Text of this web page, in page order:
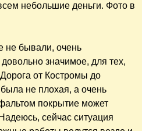
небольшие деньги. Фото в
не бывали, очень
значимое, для тех,
от Костромы до
не плохая, а очень
покрытие может
сейчас ситуация